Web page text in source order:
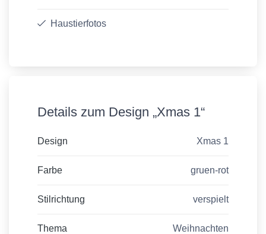
Haustierfotos
Details zum Design „Xmas 1“
Design Xmas 1
Farbe gruen-rot
Stilrichtung verspielt
Thema Weihnachten